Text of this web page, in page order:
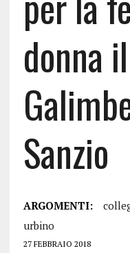
donna
Sanzio
ARGOMENTI:
urbino
27 FEBBRAIO 2018